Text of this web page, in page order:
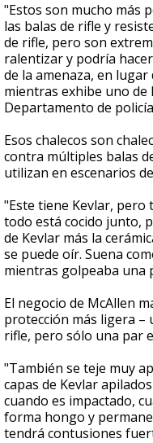
"Estos son mucho más
las balas de rifle y
de rifle, pero son
ralentizar y podría
de la amenaza, en lugar
mientras exhibe uno de
Departamento de
Esos chalecos son
contra múltiples balas
utilizan en escenarios
"Este tiene Kevlar, pero
todo está cocido junto,
de Kevlar más la
se puede oír. Suena
mientras golpeaba una
El negocio de McAllen
protección más ligera –
rifle, pero sólo una par
"También se teje muy
capas de Kevlar
cuando es impactado,
forma hongo y
tendrá contusiones